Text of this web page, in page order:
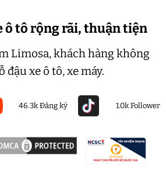
ô tô rộng rãi, thuận tiện
Limosa, khách hàng không
đậu xe ô tô, xe máy.
46.3k Đăng ký 1.0k Follower